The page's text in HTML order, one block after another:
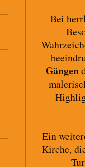
Bei
Gängen
Ein
Kirche,